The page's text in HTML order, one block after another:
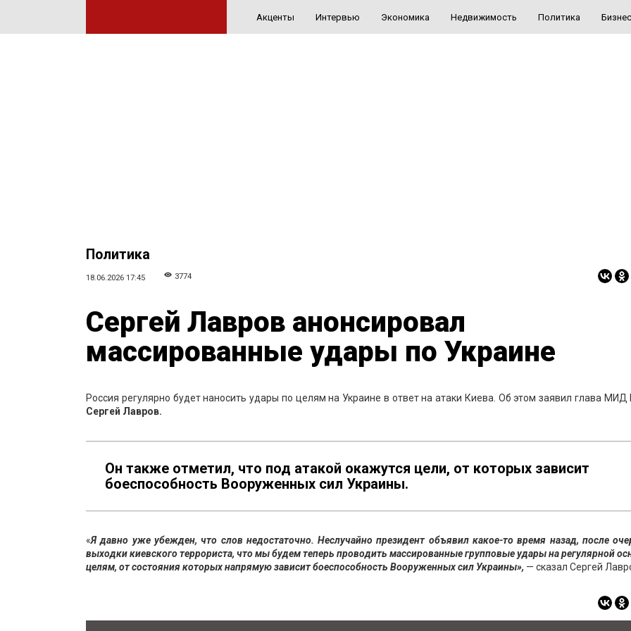
Акценты Интервью Экономика Недвижимость Политика Бизнес
Политика
18.06.2026 17:45 3774
Сергей Лавров анонсировал
массированные удары по Украине
Россия регулярно будет наносить удары по целям на Украине в ответ на атаки Киева. Об этом заявил глава МИД
Сергей Лавров.
Он также отметил, что под атакой окажутся цели, от которых зависит
боеспособность Вооруженных сил Украины.
«Я давно уже убежден, что слов недостаточно. Неслучайно президент объявил какое-то время назад, после
выходки киевского террориста, что мы будем теперь проводить массированные групповые удары на регулярной
целям, от состояния которых напрямую зависит боеспособность Вооруженных сил Украины», — сказал Сергей